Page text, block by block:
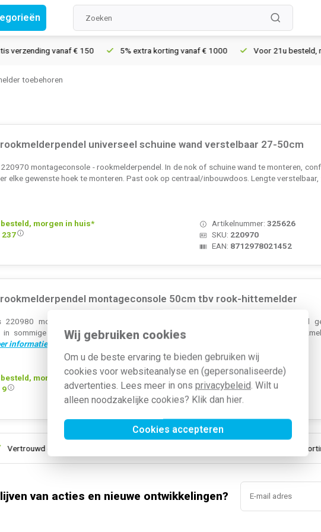
Wij gebruiken cookies
Om u de beste ervaring te bieden gebruiken wij
cookies voor websiteanalyse en (gepersonaliseerde)
advertenties. Lees meer in ons privacybeleid. Wilt u
alleen noodzakelijke cookies? Klik dan hier.
Cookies accepteren
vanaf € 150 5% extra korting vanaf € 1000 Voor 21u besteld,
toebehoren
universeel schuine wand verstelbaar 27-50cm
montageconsole - rookmelderpendel. In de nok of schuine wand te monteren,
elke gewenste hoek te monteren. Past ook op centraal/inbouwdoos. Lengte verstelbaar,
Artikelnummer:325626
SKU: 220970
EAN: 8712978021452
morgen in huis*
237
rookmelderpendel montageconsole 50cm tbv rook-hittemelder
220980 montageconsole - rookmelderpendel. De melder kan 50cm uit de wand
in sommige situaties. Geschikt voor horizontale montage (vanuit de wand).
informatie »
Artikelnummer:359628
SKU:220980
EAN:8712978057994
morgen in huis*
9
online sinds 2006 5% extra
van acties en nieuwe ontwikkelingen?